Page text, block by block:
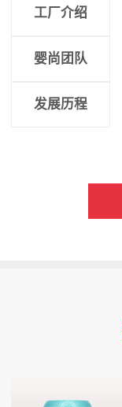
工厂介绍
婴尚团队
发展历程